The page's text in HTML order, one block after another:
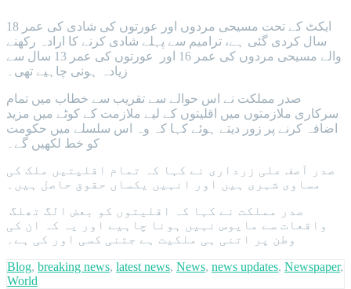
ایکٹ کے تحت مسیحی مردوں اور عورتوں کی شادی کی عمر 18
سال کردی گئی ہے، ترامیم سے پہلے شادی کرنے کا ارادہ رکھنے
والے مسیحی مردوں کی عمر 16 اور عورتوں کی عمر 13 سال سے
صدر مملکت نے اس حوالے سے تقریب سے خطاب میں تمام
سرکاری ملازمتوں میں اقلیتوں کے لیے ملازمت کے کوٹے میں مزید
اضافہ کرنے پر زور دیتے ہوئے کہا کہ وہ اس سلسلے میں حکومت
صدر آصف علی زرداری نے کہا کہ تمام اقلیتیں ملک کی
صدر مملکت نے کہا کہ اقلیتوں کو بعض الگ تھلگ
واقعات سے مایوس نہیں ہونا چاہیے اور یہ کہ ان کی
وطن پر اتنی ہی ملکیت ہے جتنی کسی اور کی ہے۔
Blog, breaking news, latest news, News, news updates, Newspaper,
World